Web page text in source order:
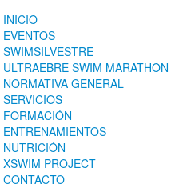
INICIO
EVENTOS
SWIMSILVESTRE
ULTRAEBRE SWIM MARATHON
NORMATIVA GENERAL
SERVICIOS
FORMACIÓN
ENTRENAMIENTOS
NUTRICIÓN
XSWIM PROJECT
CONTACTO